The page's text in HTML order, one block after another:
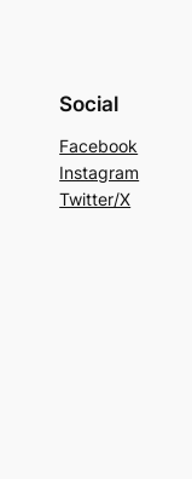
Social
Facebook
Instagram
Twitter/X